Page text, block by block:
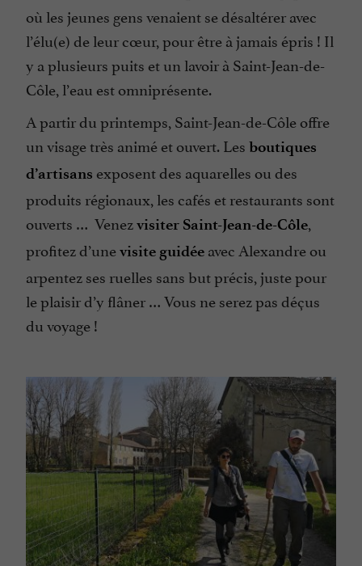
où les jeunes gens venaient se désaltérer avec
l’élu(e) de leur cœur, pour être à jamais épris ! Il
y a plusieurs puits et un lavoir à Saint-Jean-de-
Côle, l’eau est omniprésente.
A partir du printemps, Saint-Jean-de-Côle offre
un visage très animé et ouvert. Les boutiques
d’artisans exposent des aquarelles ou des
produits régionaux, les cafés et restaurants sont
ouverts … Venezvisiter Saint-Jean-de-Côle,
profitez d’unevisite guidée avec Alexandre ou
arpentez ses ruelles sans but précis, juste pour
le plaisir d’y flâner … Vous ne serez pas déçus
du voyage !